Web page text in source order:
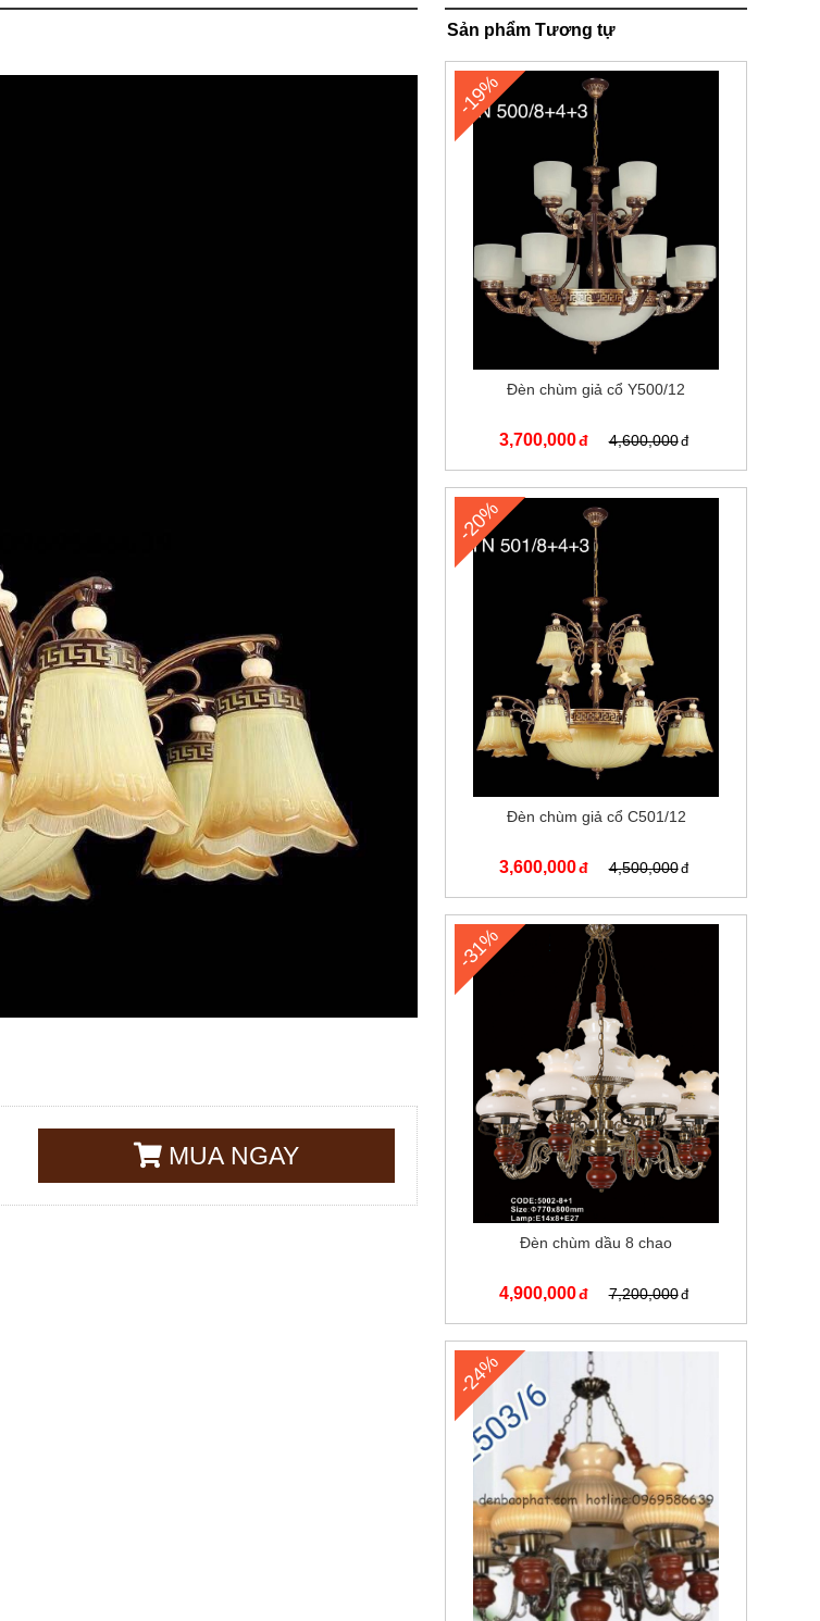
MUA NGAY
Sản phẩm Tương tự
-19%
Đèn chùm giả cổ Y500/12
3,700,000 4,600,000
-20%
Đèn chùm giả cổ C501/12
3,600,000 4,500,000
-31%
Đèn chùm dầu 8 chao
4,900,000 7,200,000
-24%